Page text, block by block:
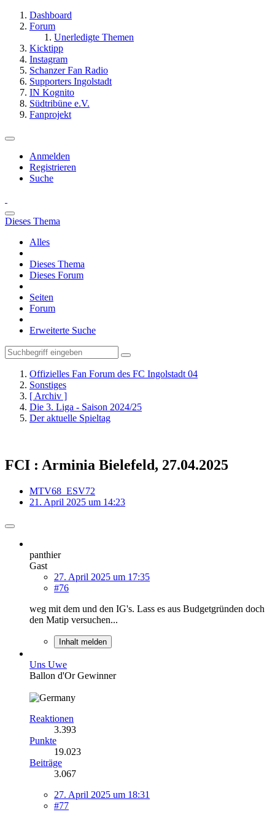
Dashboard
Forum
Unerledigte Themen
Kicktipp
Instagram
Schanzer Fan Radio
Supporters Ingolstadt
IN Kognito
Südtribüne e.V.
Fanprojekt
Anmelden
Registrieren
Suche
Dieses Thema
Alles
Dieses Thema
Dieses Forum
Seiten
Forum
Erweiterte Suche
Offizielles Fan Forum des FC Ingolstadt 04
Sonstiges
[ Archiv ]
Die 3. Liga - Saison 2024/25
Der aktuelle Spieltag
FCI : Arminia Bielefeld, 27.04.2025
MTV68_ESV72
21. April 2025 um 14:23
panthier
Gast
27. April 2025 um 17:35
#76
weg mit dem und den IG's. Lass es aus Budgetgründen doch
den Matip versuchen...
Inhalt melden
Uns Uwe
Ballon d'Or Gewinner
Reaktionen
3.393
Punkte
19.023
Beiträge
3.067
27. April 2025 um 18:31
#77